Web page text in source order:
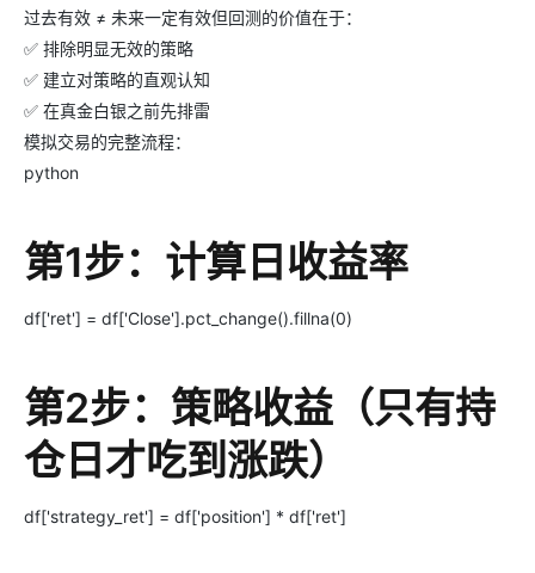
过去有效 ≠ 未来一定有效但回测的价值在于：
✅ 排除明显无效的策略
✅ 建立对策略的直观认知
✅ 在真金白银之前先排雷
模拟交易的完整流程：
python
第1步：计算日收益率
df['ret'] = df['Close'].pct_change().fillna(0)
第2步：策略收益（只有持
仓日才吃到涨跌）
df['strategy_ret'] = df['position'] * df['ret']